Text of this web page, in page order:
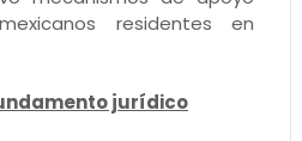
residentes en
jurídico